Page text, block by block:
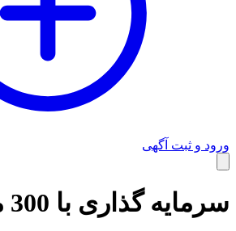
وبلاگ
ورود و ثبت آگهی
سرمایه گذاری با 300 میلیون